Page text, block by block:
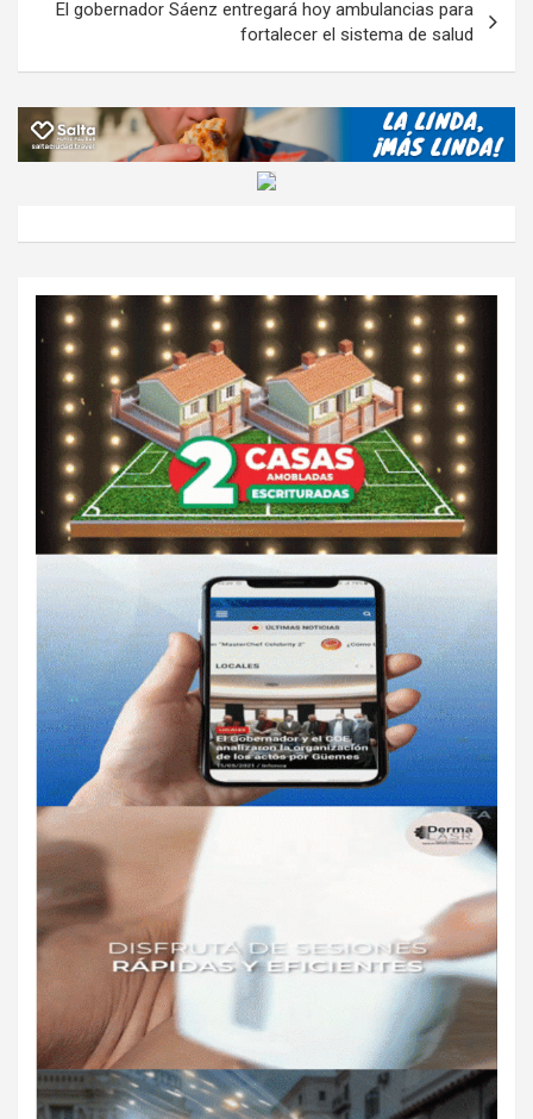
El gobernador Sáenz entregará hoy ambulancias para
fortalecer el sistema de salud